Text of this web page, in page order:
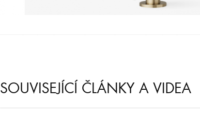
SOUVISEJÍCÍ ČLÁNKY A VIDEA